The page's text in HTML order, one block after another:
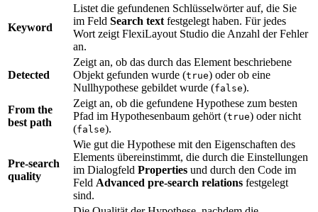
Keyword
Listet die gefundenen Schlüsselwörter auf, die Sie
im Feld Search text festgelegt haben. Für jedes
Wort zeigt FlexiLayout Studio die Anzahl der Fehler
an.
Detected
Zeigt an, ob das durch das Element beschriebene
Objekt gefunden wurde (true) oder ob eine
Nullhypothese gebildet wurde (false).
From the
best path
Zeigt an, ob die gefundene Hypothese zum besten
Pfad im Hypothesenbaum gehört (true) oder nicht
(false).
Pre-search
quality
Wie gut die Hypothese mit den Eigenschaften des
Elements übereinstimmt, die durch die Einstellungen
im Dialogfeld Properties und durch den Code im
Feld Advanced pre-search relations festgelegt
sind.